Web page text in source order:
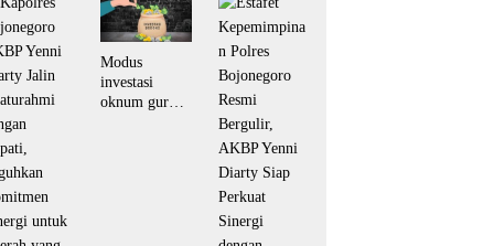
Keterampilan
Olahan Pisang
dan Waluh
untuk Perkuat
UMKM
Modus
investasi
oknum guru